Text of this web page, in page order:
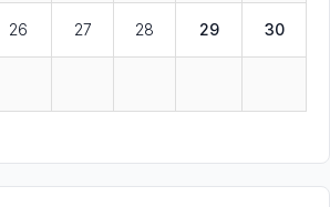
26 27 28 29 30